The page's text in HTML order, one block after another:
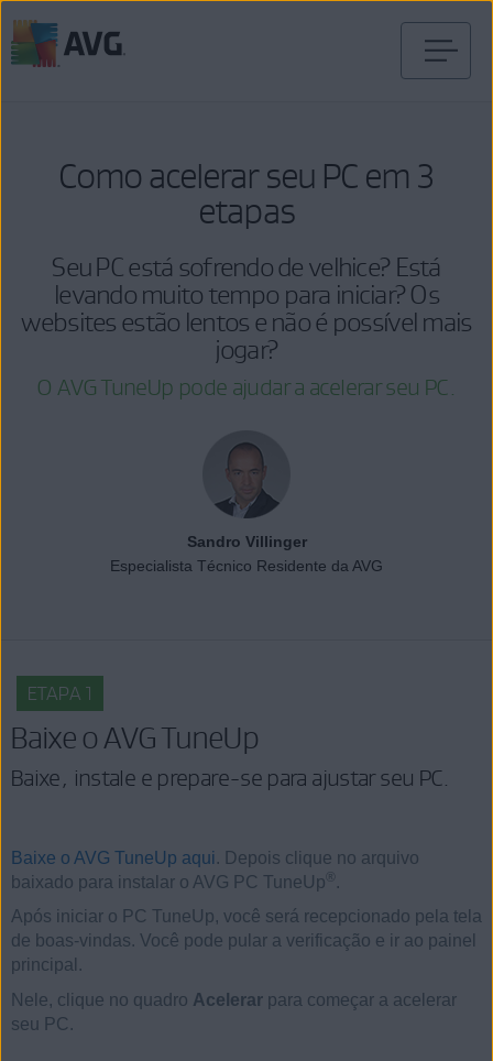
Como acelerar seu PC em 3
etapas
Seu PC está sofrendo de velhice? Está
levando muito tempo para iniciar? Os
websites estão lentos e não é possível mais
jogar?
O AVG TuneUp pode ajudar a acelerar seu PC.
Sandro Villinger
Especialista Técnico Residente da AVG
ETAPA 1
Baixe o AVG TuneUp
Baixe, instale e prepare-se para ajustar seu PC.
Baixe o AVG TuneUp aqui. Depois clique no arquivo
baixado para instalar o AVG PC TuneUp ® .
Após iniciar o PC TuneUp, você será recepcionado pela tela
de boas-vindas. Você pode pular a verificação e ir ao painel
principal.
Nele, clique no quadro Acelerar para começar a acelerar
seu PC.